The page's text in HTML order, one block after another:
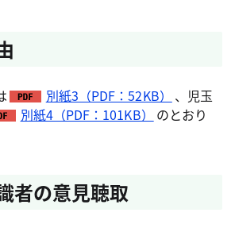
別紙3（PDF：52KB）
、児玉
別紙4（PDF：101KB） のとおり
の意見聴取